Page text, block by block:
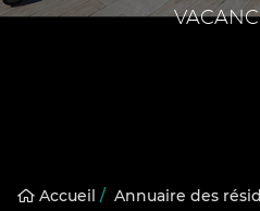
Accueil / Annuaire des